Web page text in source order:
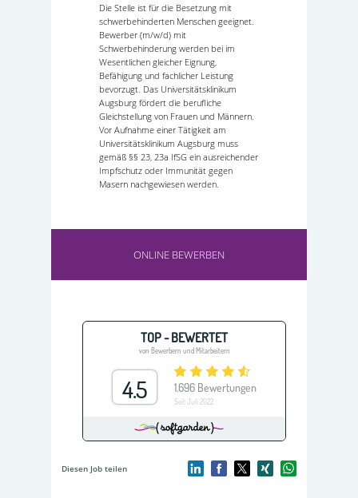
Die Stelle ist für die Besetzung mit
schwerbehinderten Menschen geeignet.
Bewerber (m/w/d) mit
Schwerbehinderung werden bei im
Wesentlichen gleicher Eignung,
Befähigung und fachlicher Leistung
bevorzugt. Das Universitätsklinikum
Augsburg fördert die berufliche
Gleichstellung von Frauen und Männern.
Vor Aufnahme einer Tätigkeit am
Universitätsklinikum Augsburg muss
gemäß §§ 23, 23a IfSG ein ausreichender
Impfschutz oder Immunität gegen
Masern nachgewiesen werden.
ONLINE BEWERBEN
Diesen Job teilen